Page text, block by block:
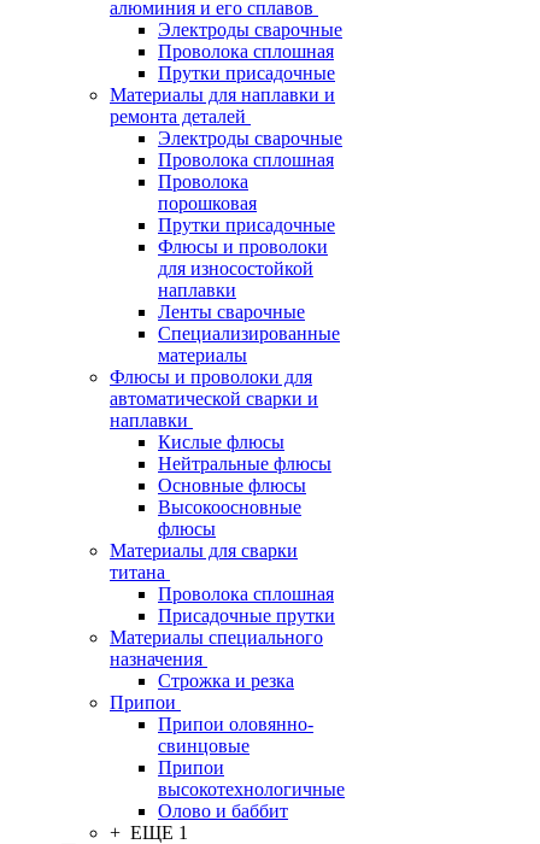
алюминия и его сплавов
Электроды сварочные
Проволока сплошная
Прутки присадочные
Материалы для наплавки и
ремонта деталей
Электроды сварочные
Проволока сплошная
Проволока
порошковая
Прутки присадочные
Флюсы и проволоки
для износостойкой
наплавки
Ленты сварочные
Специализированные
материалы
Флюсы и проволоки для
автоматической сварки и
наплавки
Кислые флюсы
Нейтральные флюсы
Основные флюсы
Высокоосновные
флюсы
Материалы для сварки
титана
Проволока сплошная
Присадочные прутки
Материалы специального
назначения
Строжка и резка
Припои
Припои оловянно-
свинцовые
Припои
высокотехнологичные
Олово и баббит
+ ЕЩЕ 1